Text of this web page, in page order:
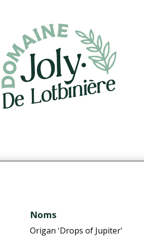
Noms
Origan 'Drops of Jupiter'